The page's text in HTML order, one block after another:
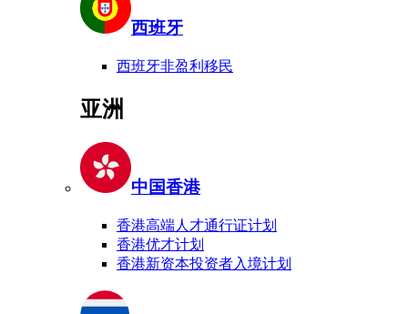
西班牙
西班牙非盈利移民
亚洲
中国香港
香港高端人才通行证计划
香港优才计划
香港新资本投资者入境计划